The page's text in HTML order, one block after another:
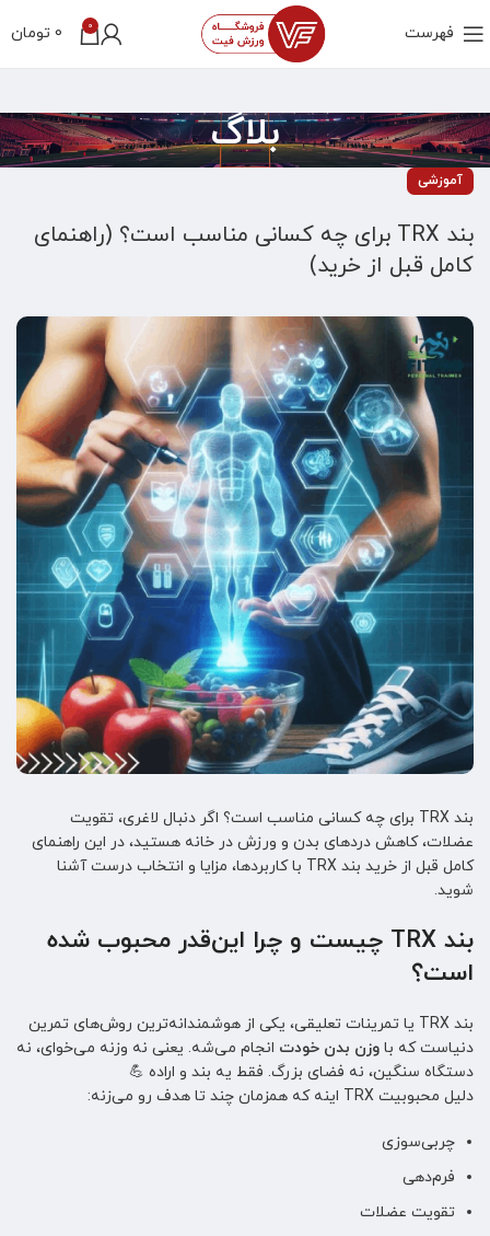
فهرست 0
0 تومان
بلاگ
آموزشی
بند TRX برای چه کسانی مناسب است؟ (راهنمای
کامل قبل از خرید)
بند TRX برای چه کسانی مناسب است؟ اگر دنبال لاغری، تقویت
عضلات، کاهش دردهای بدن و ورزش در خانه هستید، در این راهنمای
کامل قبل از خرید بند TRX با کاربردها، مزایا و انتخاب درست آشنا
شوید.
بند TRX چیست و چرا این‌قدر محبوب شده
است؟
بند TRX یا تمرینات تعلیقی، یکی از هوشمندانه‌ترین روش‌های تمرین
دنیاست که با وزن بدن خودت انجام می‌شه. یعنی نه وزنه می‌خوای، نه
دستگاه سنگین، نه فضای بزرگ. فقط یه بند و اراده 💪
دلیل محبوبیت TRX اینه که همزمان چند تا هدف رو می‌زنه:
چربی‌سوزی
فرم‌دهی
تقویت عضلات